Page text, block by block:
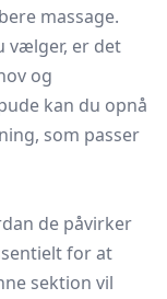
massage.
vælger, er det
og
kan du opnå
som passer
de påvirker
for at
sektion vil